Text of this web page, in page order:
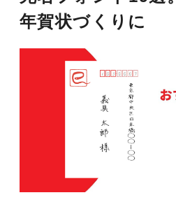
年賀状づくりに